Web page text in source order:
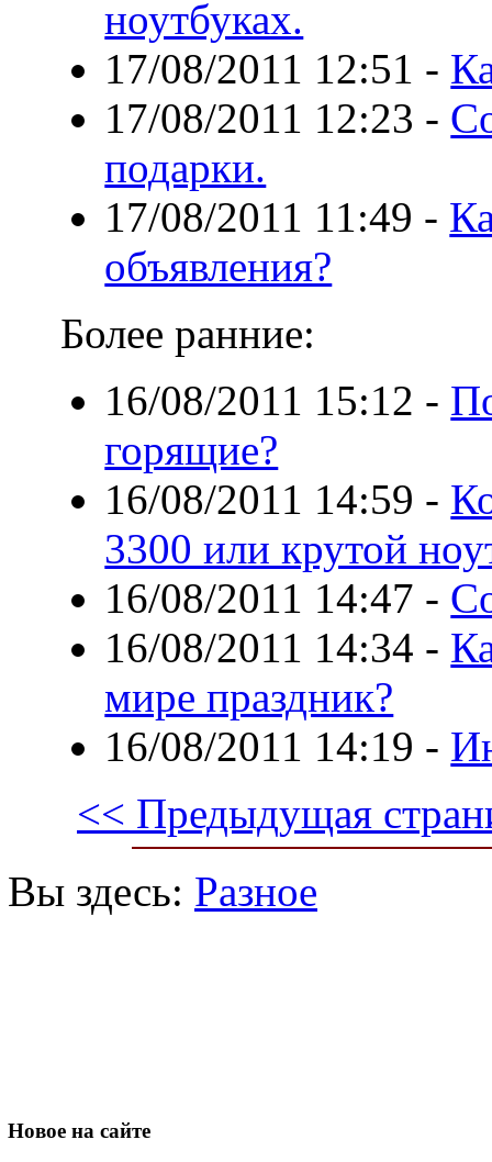
ноутбуках.
17/08/2011 12:51 -
17/08/2011 12:23 -
подарки.
17/08/2011 11:49 -
объявления?
Более ранние:
16/08/2011 15:12 -
горящие?
16/08/2011 14:59 -
3300 или крутой
16/08/2011 14:47 -
16/08/2011 14:34 -
мире праздник?
16/08/2011 14:19 -
<< Предыдущая
Вы здесь: Разное
Новое на сайте